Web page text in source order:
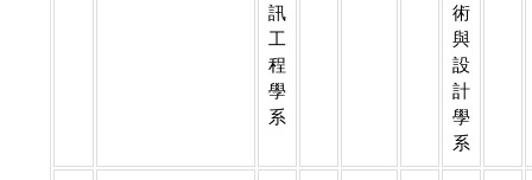
訊
工
程
學
系
術
與
設
計
學
系